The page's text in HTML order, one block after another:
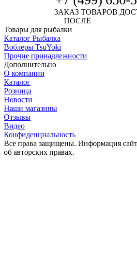
ЗАКАЗ ТОВАРОВ
ПОСЛЕ
Товары для рыбалки
Каталог Рыбалка
Воблеры TsuYoki
Прочие принадлежности
Дополнительно
О компании
Каталог
Розница
Новости
Наши магазины
Отзывы
Видео
Конфиденциальность
Все права защищены. Информация
об авторских правах.